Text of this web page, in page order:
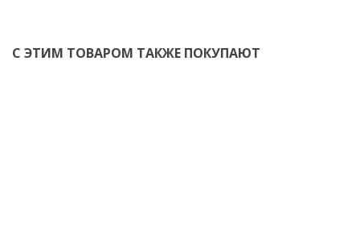
С ЭТИМ ТОВАРОМ ТАКЖЕ ПОКУПАЮТ